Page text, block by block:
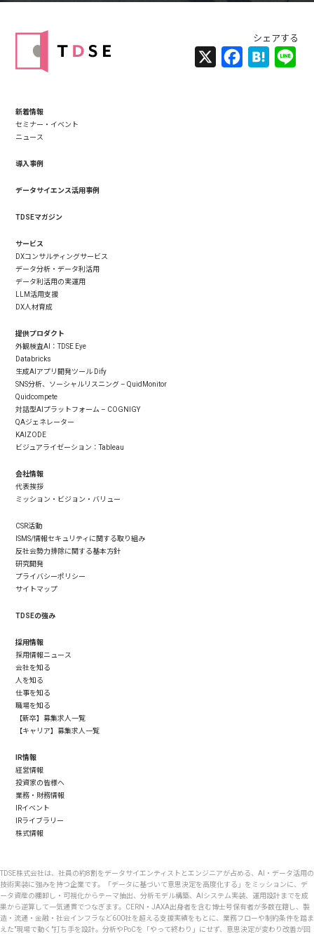
Facebook
Hatena
新着情報
セミナー・イベント
ニュース
導入事例
データサイエンス活用事例
TDSEマガジン
サービス
DXコンサルティングサービス
データ分析・データ利活用
データ利活用の実運用
LLM活用支援
DX人材育成
提供プロダクト
外観検査AI：TDSE Eye
Databricks
生成AIアプリ開発ツール Dify
SNS分析、ソーシャルリスニング – QuidMonitor
Quidcompete
対話型AIプラットフォーム – COGNIGY
QAジェネレーター
KAIZODE
ビジュアライゼーション：Tableau
会社情報
代表挨拶
ミッション・ビジョン・バリュー
CSR活動
ISMS/情報セキュリティに関する取り組み
反社会勢力排除に関する基本方針
研究開発
プライバシーポリシー
サイトマップ
TDSEの強み
採用情報
採用情報ニュース
会社を知る
人を知る
仕事を知る
職場を知る
【新卒】募集求人一覧
【キャリア】募集求人一覧
IR情報
経営情報
投資家の皆様へ
業務・財務情報
IRイベント
IRライブラリー
株式情報
TDSE株式会社は、社員の約8割をデータサイエンティストとエンジニアが占める、AI・データ活用の
技術実装に強みを持つ企業です。「データに基づいて意思決定を高度化する」をミッションに、デ
ータ資産の棚卸し・可視化からテーマ抽出、分析モデル構築、AIシステム実装、運用設計までを成
果から逆算して一気通貫でつなぎます。CERN・JAXA出身者を含む博士号保有者が多数在籍し、製
造・流通・金融・社会インフラなど600社を超える支援実績をもとに、業務フローや制約条件を踏ま
えた"現場で動く"打ち手を設計。分析やPoCを「やって終わり」にせず、意思決定が変わり改善が回